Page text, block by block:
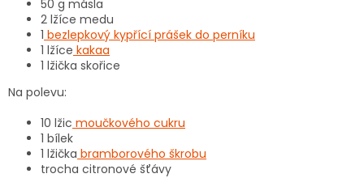
50 g másla
2 lžíce medu
1 bezlepkový kypřící prášek do perníku
1 lžíce kakaa
1 lžička skořice
Na polevu:
10 lžic moučkového cukru
1 bílek
1 lžička bramborového škrobu
trocha citronové šťávy